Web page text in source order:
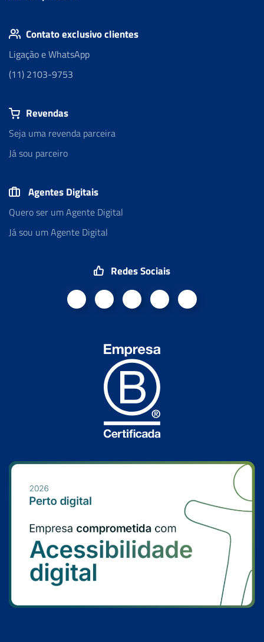
Contato exclusivo clientes
Ligação e WhatsApp
(11) 2103-9753
Revendas
Seja uma revenda parceira
Já sou parceiro
Agentes Digitais
Quero ser um Agente Digital
Já sou um Agente Digital
Redes Sociais